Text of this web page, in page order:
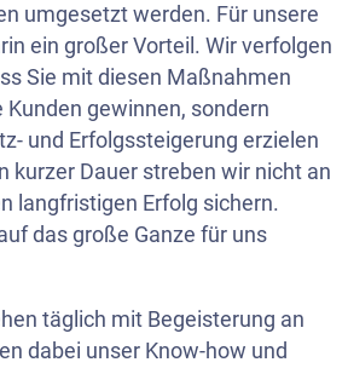
umgesetzt werden. Für unsere
ein großer Vorteil. Wir verfolgen
Sie mit diesen Maßnahmen
gewinnen, sondern
und Erfolgssteigerung erzielen
kurzer Dauer streben wir nicht an
langfristigen Erfolg sichern.
das große Ganze für uns
täglich mit Begeisterung an
dabei unser Know-how und